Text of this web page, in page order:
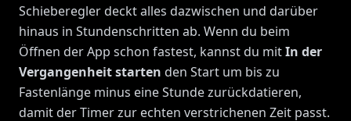
Schieberegler deckt alles dazwischen und darüber
hinaus in Stundenschritten ab. Wenn du beim
Öffnen der App schon fastest, kannst du mitIn der
Vergangenheit starten den Start um bis zu
Fastenlänge minus eine Stunde zurückdatieren,
damit der Timer zur echten verstrichenen Zeit passt.